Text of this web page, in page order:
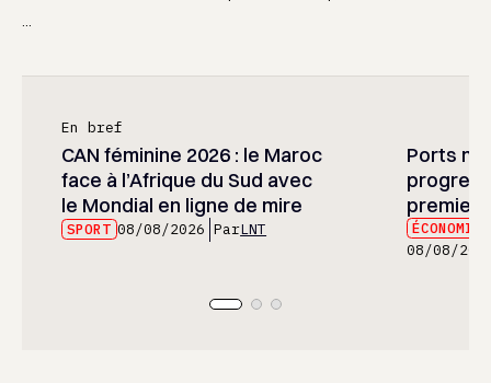
...
En bref
CAN féminine 2026 : le Maroc
face à l’Afrique du Sud avec
le Mondial en ligne de mire
SPORT 08/08/2026 ParLNT
Ports
premier
08/08/